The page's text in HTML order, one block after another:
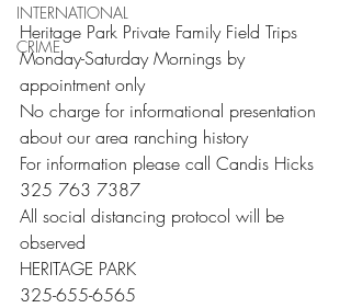
INTERNATIONAL
CRIME
Heritage Park Private Family Field Trips
Monday-Saturday Mornings by
appointment only
No charge for informational presentation
about our area ranching history
For information please call Candis Hicks
325 763 7387
All social distancing protocol will be
observed
HERITAGE PARK
325-655-6565